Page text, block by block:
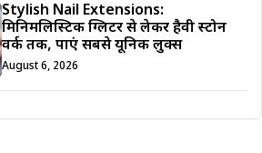
Stylish Nail Extensions:
मिनिमलिस्टिक ग्लिटर से लेकर हैवी स्टोन
वर्क तक, पाएं सबसे यूनिक लुक्स
August 6, 2026